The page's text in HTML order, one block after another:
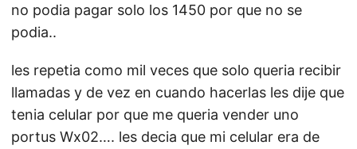
no podia pagar solo los 1450 por que no se
podia..
les repetia como mil veces que solo queria recibir
llamadas y de vez en cuando hacerlas les dije que
tenia celular por que me queria vender uno
portus Wx02…. les decia que mi celular era de